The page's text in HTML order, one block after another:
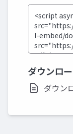
ダウンロ
ダウン